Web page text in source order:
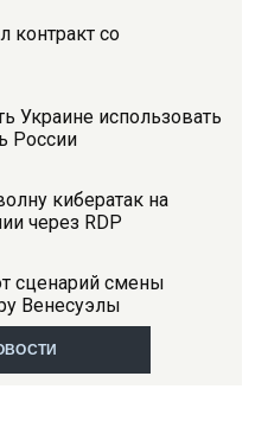
контракт со
Украине использовать
России
кибератак на
через RDP
сценарий смены
Венесуэлы